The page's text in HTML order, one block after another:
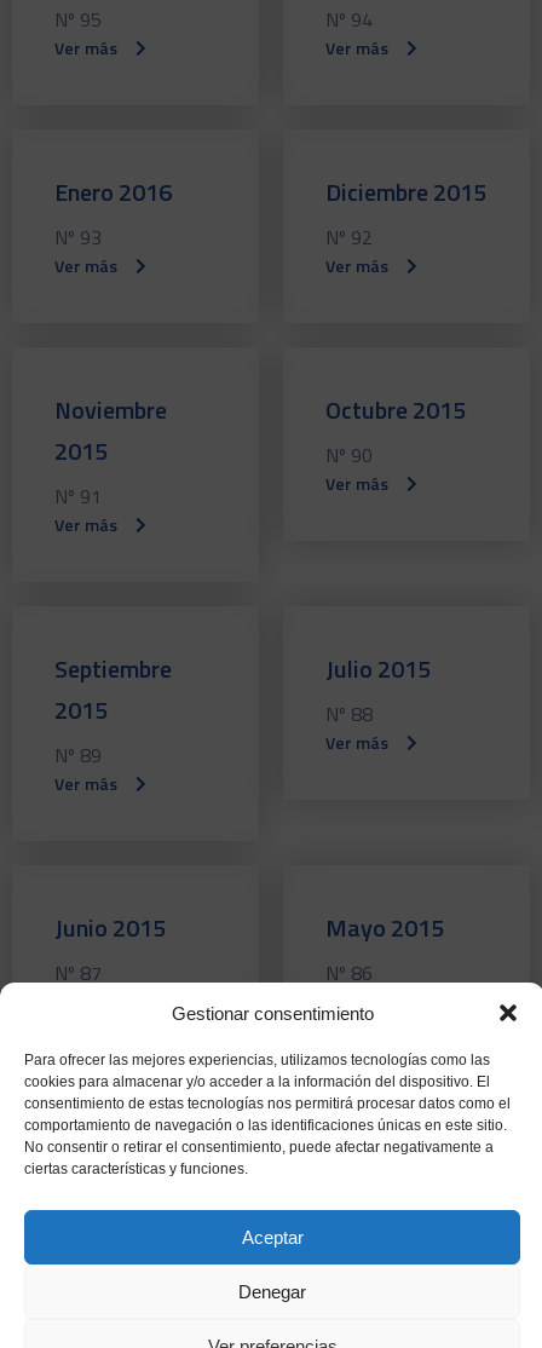
Gestionar consentimiento
Para ofrecer las mejores experiencias, utilizamos tecnologías como las
cookies para almacenar y/o acceder a la información del dispositivo. El
consentimiento de estas tecnologías nos permitirá procesar datos como el
comportamiento de navegación o las identificaciones únicas en este sitio.
No consentir o retirar el consentimiento, puede afectar negativamente a
ciertas características y funciones.
Aceptar
Denegar
Nº 95
Ver más
Nº 94
Ver más
Enero 2016
Nº 93
Ver más
Diciembre 2015
Nº 92
Ver más
Noviembre
2015
Nº 91
Ver más
Octubre 2015
Nº 90
Ver más
Septiembre
2015
Nº 89
Ver más
Julio 2015
Nº 88
Ver más
Junio 2015
Nº 87
Mayo 2015
Nº 86
Ver más
Abril 2015
Ver más
Marzo 2015
Ver más